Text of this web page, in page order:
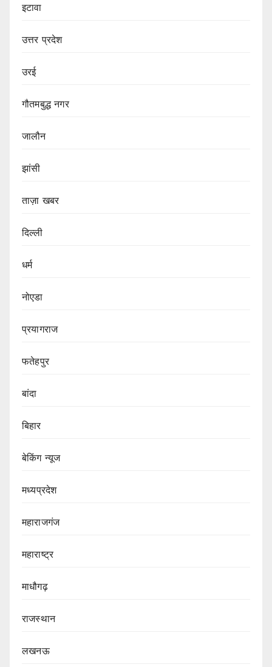
इटावा
उत्तर प्रदेश
उरई
गौतमबुद्ध नगर
जालौन
झांसी
ताज़ा खबर
दिल्ली
धर्म
नोएडा
प्रयागराज
फतेहपुर
बांदा
बिहार
बेकिंग न्यूज
मध्यप्रदेश
महाराजगंज
महाराष्ट्र
माधौगढ़
राजस्थान
लखनऊ